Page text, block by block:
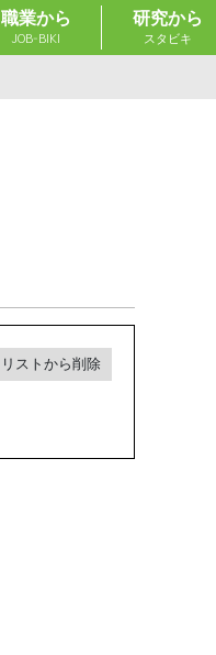
職業から
JOB-BIKI
研究から
スタビキ
リストから削除